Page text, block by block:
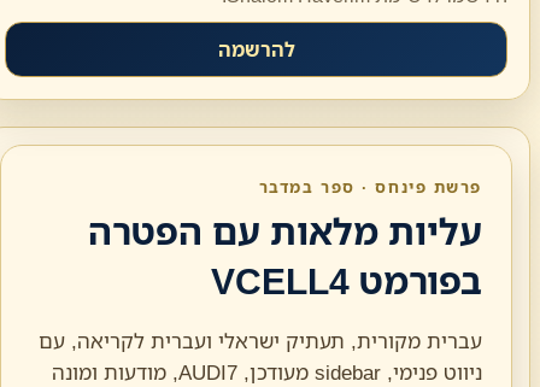
להרשמה
פרשת פינחס · ספר במדבר
עליות מלאות עם הפטרה
בפורמט VCELL4
עברית מקורית, תעתיק ישראלי ועברית לקריאה, עם
ניווט פנימי, sidebar מעודכן, AUDI7, מודעות ומונה